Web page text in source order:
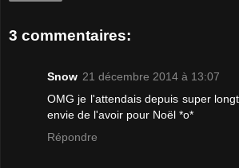
3 commentaires:
Snow 21 décembre 2014 à 13:07
OMG je l'attendais depuis super
envie de l'avoir pour Noël *o*
Répondre